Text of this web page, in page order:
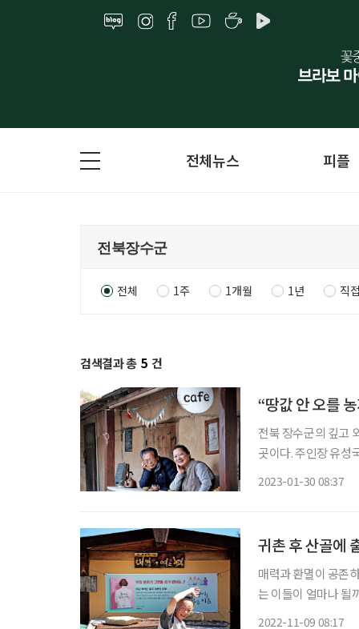
전체뉴스 피플
전체 1주 1개월 1년 직
검색결과 총 5 건
“땅값 안 오를
전북 장수군의 깊고
곳이다. 주인장 유성
2023-01-30 08:37
귀촌 후 산골에
매력과 환멸이 공존
는 이들이 얼마나 될
2022-11-09 08:17